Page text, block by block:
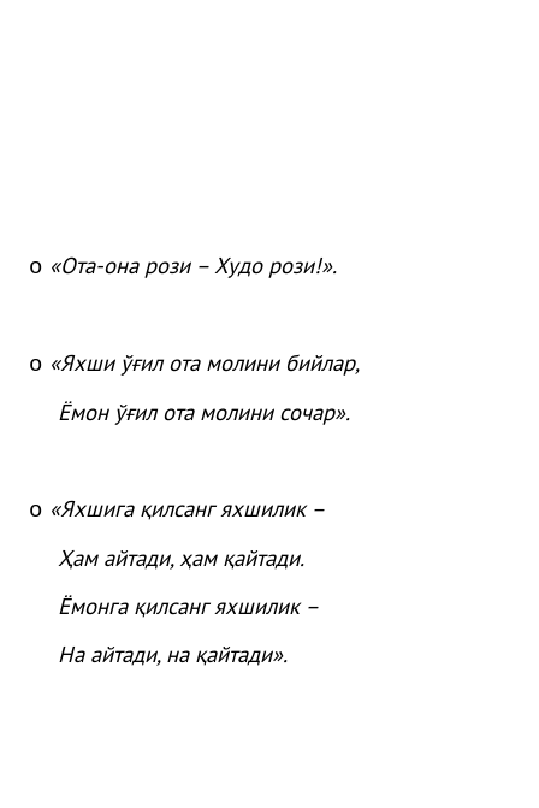
o «Ота-она рози– Худо рози!».
o «Яхши ўғил ота молини бийлар,
Ёмон ўғил ота молини сочар».
o «Яхшига қилсанг яхшилик –
Ҳам айтади, ҳам қайтади.
Ёмонга қилсанг яхшилик –
На айтади, на қайтади».